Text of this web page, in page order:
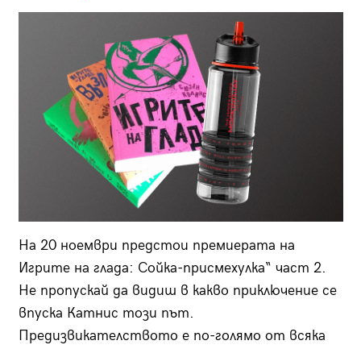
На 20 ноември предстои премиерата на
Игрите на глада: Сойка-присмехулка“ част 2.
Не пропускай да видиш в какво приключение се
впуска Катнис този път.
Предизвикателството е по-голямо от всяка